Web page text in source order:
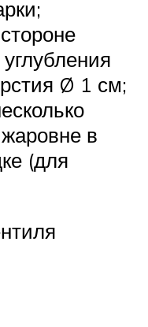
Ø 1 см;
в
(для